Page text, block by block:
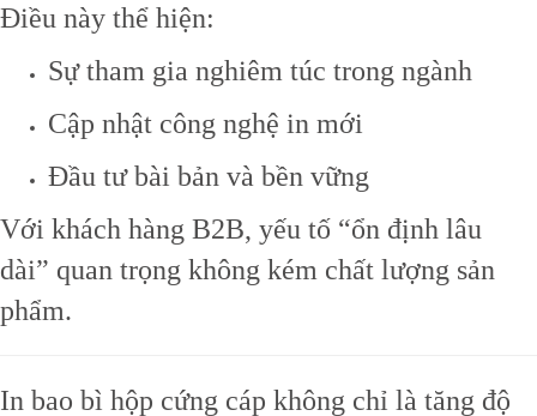
Điều này thể hiện:
Sự tham gia nghiêm túc trong ngành
Cập nhật công nghệ in mới
Đầu tư bài bản và bền vững
Với khách hàng B2B, yếu tố “ổn định lâu
dài” quan trọng không kém chất lượng sản
phẩm.
In bao bì hộp cứng cáp không chỉ là tăng độ